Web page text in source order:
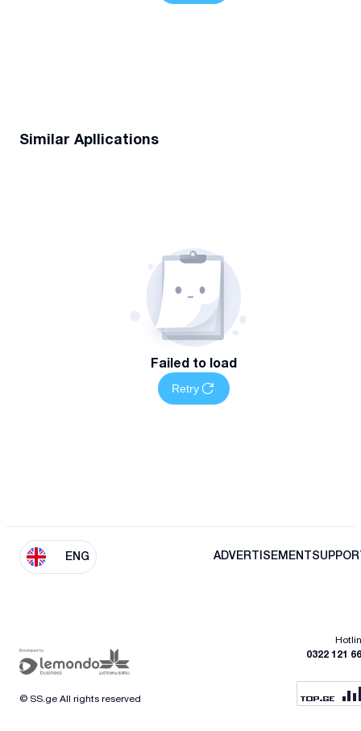
Similar Apllications
Failed to load
Retry
ENG ADVERTISEMENT
0322 121
© SS.ge All rights reserved